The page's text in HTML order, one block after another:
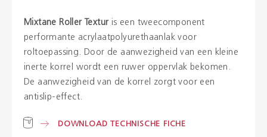
Mixtane Roller Texturis een tweecomponent
performante acrylaatpolyurethaanlak voor
roltoepassing. Door de aanwezigheid van een kleine
inerte korrel wordt een ruwer oppervlak bekomen.
De aanwezigheid van de korrel zorgt voor een
antislip-effect.
DOWNLOAD TECHNISCHE FICHE
HYGIËNE OPLOSSINGEN
THINNERS & VARIA
Dealers
Referenties